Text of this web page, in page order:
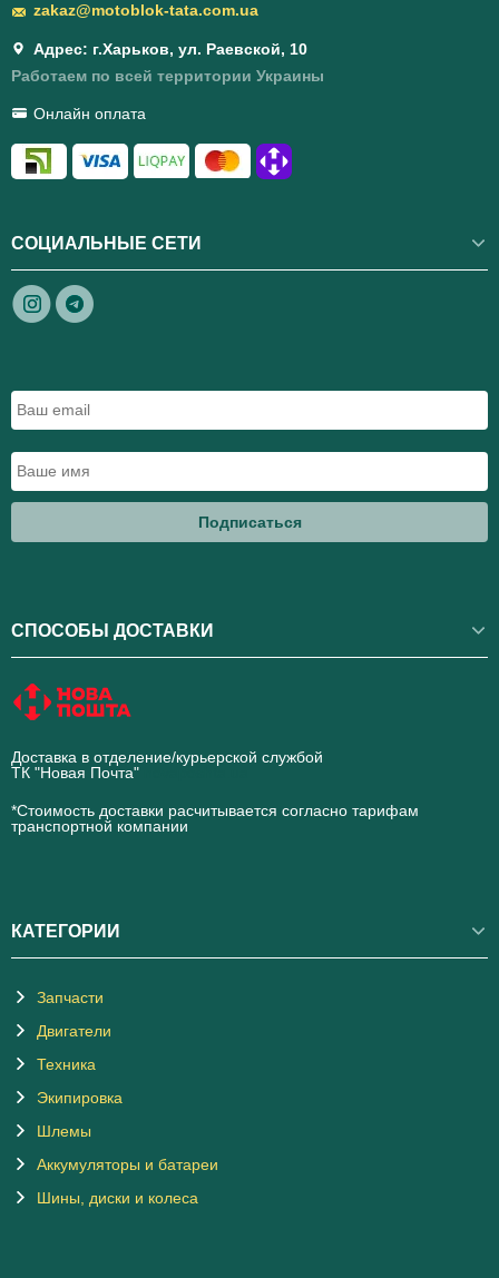
zakaz@motoblok-tata.com.ua
Адрес: г.Харьков, ул. Раевской, 10
Работаем по всей территории Украины
Онлайн оплата
СОЦИАЛЬНЫЕ СЕТИ
Подписаться
СПОСОБЫ ДОСТАВКИ
Доставка в отделение/курьерской службой
ТК "Новая Почта"
*Стоимость доставки расчитывается согласно тарифам
транспортной компании
КАТЕГОРИИ
Запчасти
Двигатели
Техника
Экипировка
Шлемы
Аккумуляторы и батареи
Шины, диски и колеса